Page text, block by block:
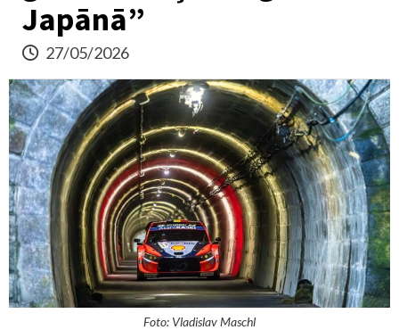
Japānā”
27/05/2026
Foto: Vladislav Maschl